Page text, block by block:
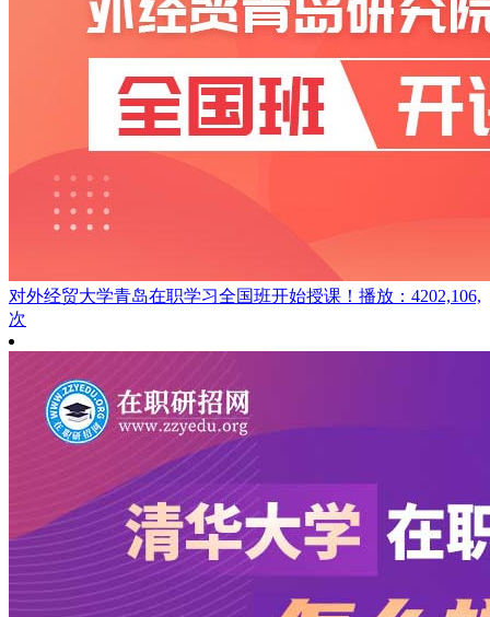
对外经贸大学青岛在职学习全国班开始授课！ 播放：4202,106,
次